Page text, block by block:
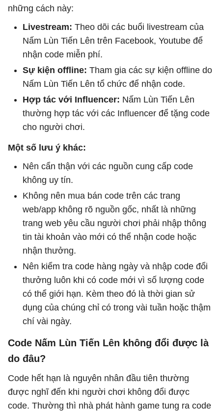
những cách này:
Livestream: Theo dõi các buổi livestream của
Nấm Lùn Tiến Lên trên Facebook, Youtube để
nhận code miễn phí.
Sự kiện offline: Tham gia các sự kiện offline do
Nấm Lùn Tiến Lên tổ chức để nhận code.
Hợp tác với Influencer: Nấm Lùn Tiến Lên
thường hợp tác với các Influencer để tặng code
cho người chơi.
Một số lưu ý khác:
Nên cẩn thận với các nguồn cung cấp code
không uy tín.
Không nên mua bán code trên các trang
web/app không rõ nguồn gốc, nhất là những
trang web yêu cầu người chơi phải nhập thông
tin tài khoản vào mới có thể nhận code hoặc
nhận thưởng.
Nên kiểm tra code hàng ngày và nhập code đổi
thưởng luôn khi có code mới vì số lượng code
có thể giới hạn. Kèm theo đó là thời gian sử
dụng của chúng chỉ có trong vài tuần hoặc thậm
chí vài ngày.
Code Nấm Lùn Tiến Lên không đổi được là
do đâu?
Code hết hạn là nguyên nhân đầu tiên thường
được nghĩ đến khi người chơi không đổi được
code. Thường thì nhà phát hành game tung ra code